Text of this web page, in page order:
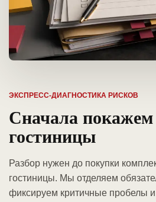
ЭКСПРЕСС-ДИАГНОСТИКА РИСКОВ
Сначала
гостиницы
Разбор нужен до покупки
гостиницы. Мы отделяем
фиксируем критичные пробелы